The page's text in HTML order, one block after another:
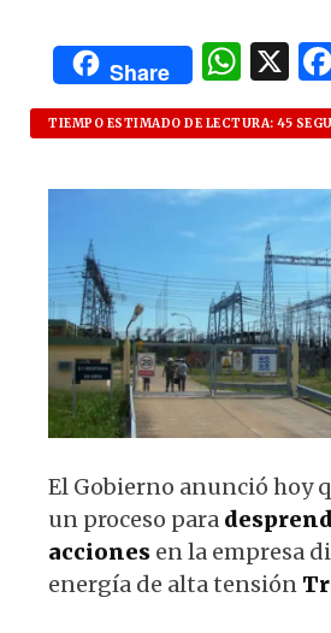
Share
W
h
at
s
A
p
p
X
TIEMPO ESTIMADO DE LECTURA: 45
El Gobierno anunció hoy
un proceso para
acciones en la empresa
energía de alta tensión